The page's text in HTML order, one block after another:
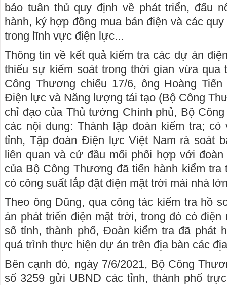
bảo tuân thủ quy định về phát triển, đấu
hành, ký hợp đồng mua bán điện và các
trong lĩnh vực điện lực...
Thông tin về kết quả kiểm tra các dự án
thiếu sự kiểm soát trong thời gian vừa qua
Công Thương chiếu 17/6, ông Hoàng
Điện lực và Năng lượng tái tạo (Bộ Công
chỉ đạo của Thủ tướng Chính phủ, Bộ
các nội dung: Thành lập đoàn kiểm tra;
tỉnh, Tập đoàn Điện lực Việt Nam rà soát
liên quan và cử đầu mối phối hợp với
của Bộ Công Thương đã tiến hành kiểm
có công suất lắp đặt điện mặt trời mái nhà
Theo ông Dũng, qua công tác kiểm tra hồ
án phát triển điện mặt trời, trong đó có
số tỉnh, thành phố, Đoàn kiểm tra đã phát
quá trình thực hiện dự án trên địa bàn các
Bên cạnh đó, ngày 7/6/2021, Bộ Công
số 3259 gửi UBND các tỉnh, thành phố